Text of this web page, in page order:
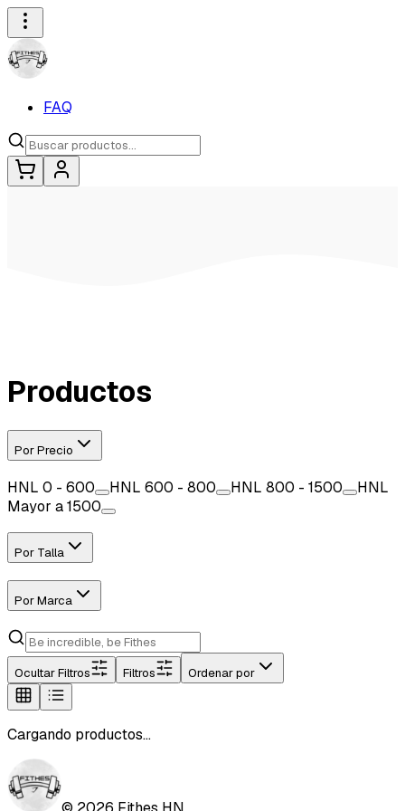
FAQ
Productos
Por Precio
HNL 0 - 600 HNL 600 - 800 HNL 800 - 1500
HNL
Mayor a 1500
Por Talla
Por Marca
OcultarFiltros Filtros Ordenar por
Cargando productos...